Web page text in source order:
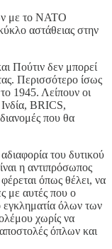
με το ΝΑΤΟ
αστάθειας στην
Πούτιν δεν μπορεί
Περισσότερο ίσως
1945. Λείπουν οι
BRICS,
που θα
του δυτικού
η αντιπρόσωπος
όπως θέλει, να
με αυτές που ο
εγκληματία όλων των
χωρίς να
όπλων και